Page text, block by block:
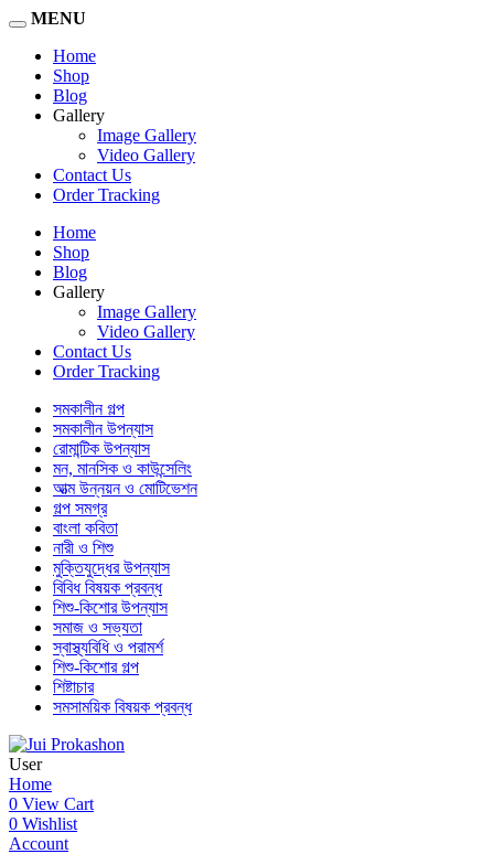
MENU
Home
Shop
Blog
Gallery
Image Gallery
Video Gallery
Contact Us
Order Tracking
Home
Shop
Blog
Gallery
Image Gallery
Video Gallery
Contact Us
Order Tracking
সমকালীন গল্প
সমকালীন উপন্যাস
রোমান্টিক উপন্যাস
মন, মানসিক ও কাউন্সেলিং
আত্ম উন্নয়ন ও মোটিভেশন
গল্প সমগ্র
বাংলা কবিতা
নারী ও শিশু
মুক্তিযুদ্ধের উপন্যাস
বিবিধ বিষয়ক প্রবন্ধ
শিশু-কিশোর উপন্যাস
সমাজ ও সভ্যতা
স্বাস্থ্যবিধি ও পরামর্শ
শিশু-কিশোর গল্প
শিষ্টাচার
সমসাময়িক বিষয়ক প্রবন্ধ
User
Home
0 View Cart
0 Wishlist
Account